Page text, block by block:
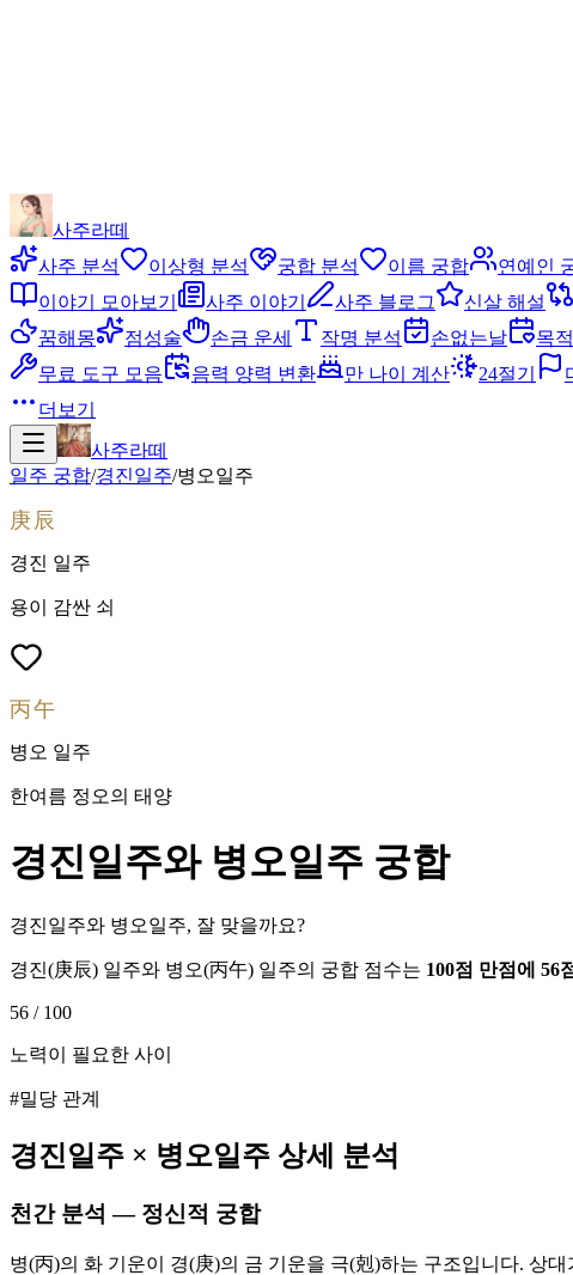
사주라떼
사주 분석
이상형 분석 궁합 분석 이름 궁합 연예인
이야기 모아보기
사주 이야기 사주 블로그 신살 해설
꿈해몽
점성술 손금 운세 작명 분석 손없는날 목
무료 도구 모음
음력 양력 변환 만 나이 계산 24절기
더보기
사주라떼
일주 궁합/경진일주/병오일주
庚辰
경진 일주
용이 감싼 쇠
丙午
병오 일주
한여름 정오의 태양
경진일주와 병오일주 궁합
경진일주와 병오일주, 잘 맞을까요?
경진(庚辰) 일주와 병오(丙午) 일주의 궁합 점수는 100점 만점에 56
56 / 100
노력이 필요한 사이
#밀당 관계
경진일주 × 병오일주 상세 분석
천간 분석 — 정신적 궁합
병(丙)의 화 기운이 경(庚)의 금 기운을 극(剋)하는 구조입니다. 상